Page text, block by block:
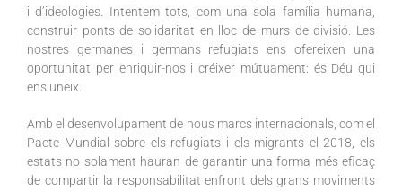
i d’ideologies. Intentem tots, com una sola família humana,
construir ponts de solidaritat en lloc de murs de divisió. Les
nostres germanes i germans refugiats ens ofereixen una
oportunitat per enriquir-nos i créixer mútuament: és Déu qui
ens uneix.
Amb el desenvolupament de nous marcs internacionals, com el
Pacte Mundial sobre els refugiats i els migrants el 2018, els
estats no solament hauran de garantir una forma més eficaç
de compartir la responsabilitat enfront dels grans moviments